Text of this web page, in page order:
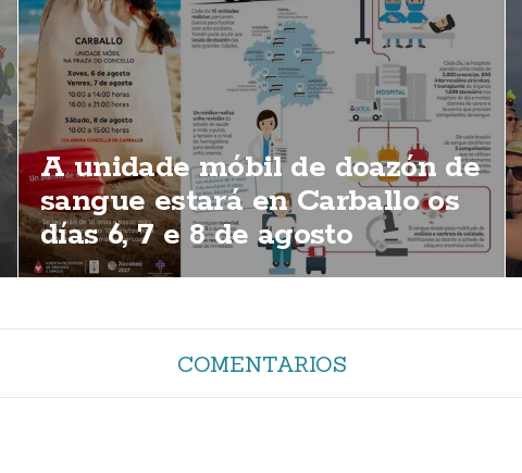
A unidade móbil de doazón de
sangue estará en Carballo os
días 6, 7 e 8 de agosto
COMENTARIOS